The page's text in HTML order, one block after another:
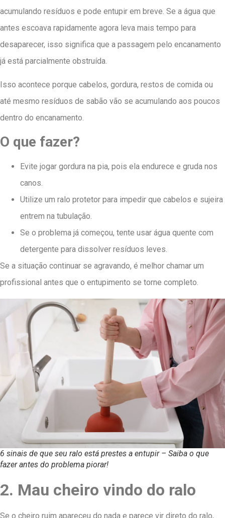
acumulando resíduos e pode entupir em breve. Se a água que
antes escoava rapidamente agora leva mais tempo para
desaparecer, isso significa que a passagem pelo encanamento
já está parcialmente obstruída.
Isso acontece porque cabelos, gordura, restos de comida ou
até mesmo resíduos de sabão vão se acumulando aos poucos
dentro do encanamento.
O que fazer?
Evite jogar gordura na pia, pois ela endurece e gruda nos
canos.
Utilize um ralo protetor para impedir que cabelos e sujeira
entrem na tubulação.
Se o problema já começou, tente usar água quente com
detergente para dissolver resíduos leves.
Se a situação continuar se agravando, é melhor chamar um
profissional antes que o entupimento se torne completo.
6 sinais de que seu ralo está prestes a entupir – Saiba o que
fazer antes do problema piorar!
2. Mau cheiro vindo do ralo
Se o cheiro ruim apareceu do nada e parece vir direto do ralo,